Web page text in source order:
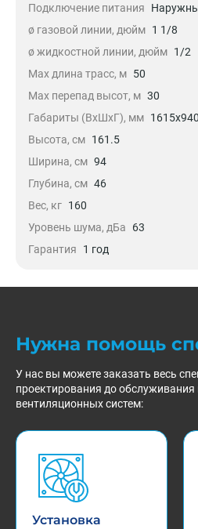
Подключение питания
ø газовой линии, дюйм 1 1/8
ø жидкостной линии, дюйм 1/2
Max длина трасс, м 50
Max перепад высот, м 30
Габариты (ВхШхГ), мм
Высота, см 161.5
Ширина, см 94
Глубина, см 46
Вес, кг 160
Уровень шума, дБа
63
Гарантия
1 год
Нужна помощь
У нас вы можете заказать весь
проектирования до обслуживания
вентиляционных систем:
Установка